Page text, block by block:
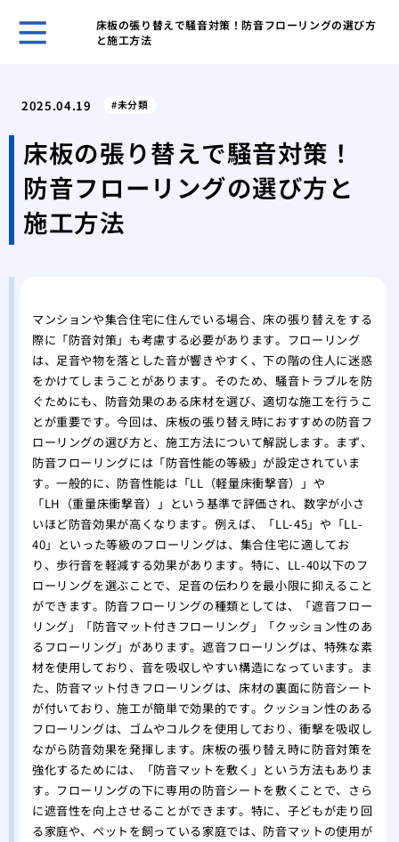
床板の張り替えで騒音対策！防音フローリングの選び方
と施工方法
践
2025.04.19 未分類
床板の張り替えで騒音対策！
防音フローリングの選び方と
施工方法
マンションや集合住宅に住んでいる場合、床の張り替えをする
際に「防音対策」も考慮する必要があります。フローリング
は、足音や物を落とした音が響きやすく、下の階の住人に迷惑
をかけてしまうことがあります。そのため、騒音トラブルを防
ぐためにも、防音効果のある床材を選び、適切な施工を行うこ
とが重要です。今回は、床板の張り替え時におすすめの防音フ
ローリングの選び方と、施工方法について解説します。まず、
防音フローリングには「防音性能の等級」が設定されていま
す。一般的に、防音性能は「LL（軽量床衝撃音）」や
「LH（重量床衝撃音）」という基準で評価され、数字が小さ
いほど防音効果が高くなります。例えば、「LL-45」や「LL-
40」といった等級のフローリングは、集合住宅に適してお
り、歩行音を軽減する効果があります。特に、LL-40以下のフ
ローリングを選ぶことで、足音の伝わりを最小限に抑えること
ができます。防音フローリングの種類としては、「遮音フロー
リング」「防音マット付きフローリング」「クッション性のあ
るフローリング」があります。遮音フローリングは、特殊な素
材を使用しており、音を吸収しやすい構造になっています。ま
た、防音マット付きフローリングは、床材の裏面に防音シート
が付いており、施工が簡単で効果的です。クッション性のある
フローリングは、ゴムやコルクを使用しており、衝撃を吸収し
ながら防音効果を発揮します。床板の張り替え時に防音対策を
強化するためには、「防音マットを敷く」という方法もありま
す。フローリングの下に専用の防音シートを敷くことで、さら
に遮音性を向上させることができます。特に、子どもが走り回
る家庭や、ペットを飼っている家庭では、防音マットの使用が